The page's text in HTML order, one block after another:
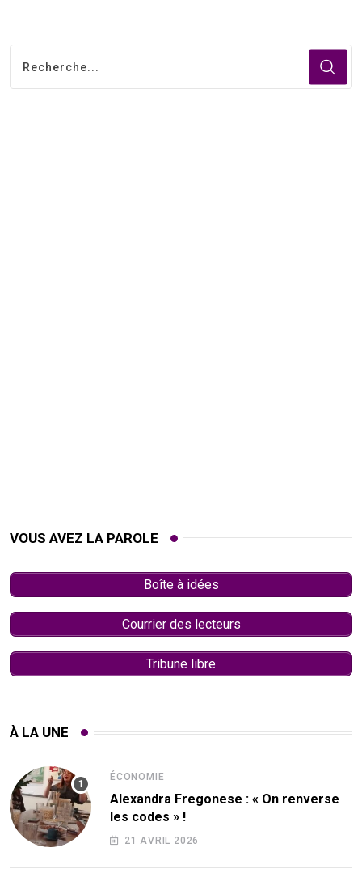
VOUS AVEZ LA PAROLE
Boîte à idées
Courrier des lecteurs
Tribune libre
À LA UNE
ÉCONOMIE
Alexandra Fregonese : « On renverse
les codes » !
21 AVRIL 2026